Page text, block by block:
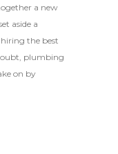
a new
aside a
the best
plumbing
on by